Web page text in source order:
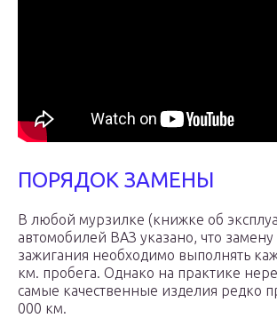
ПОРЯДОК ЗАМЕНЫ
В любой мурзилке (книжке об
автомобилей ВАЗ указано, что замену
зажигания необходимо выполнять
км. пробега. Однако на практике
самые качественные изделия редко
000 км.